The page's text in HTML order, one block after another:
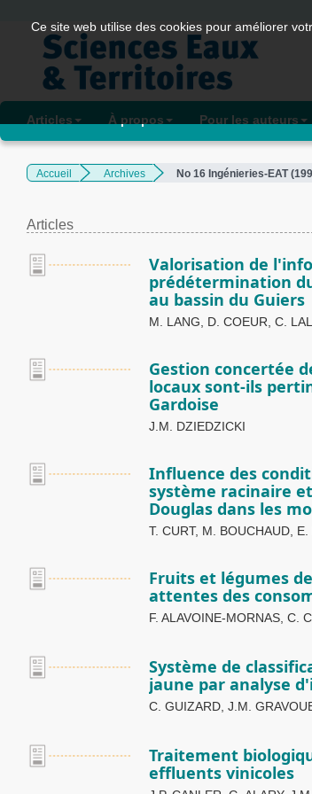
Quick
jump
page
content
Navigation
Main
Sidebar
Articles À propos Pour les auteurs
Accueil Archives No 16 Ingénieries-EAT
Articles
Valorisation de
prédétermination
au bassin du Guiers
M. LANG, D. COEUR, C.
Gestion concertée
locaux sont-ils
Gardoise
J.M. DZIEDZICKI
Influence des
système racinaire
Douglas dans les
T. CURT, M. BOUCHAUD,
Fruits et légumes
attentes des
F. ALAVOINE-MORNAS, C.
Système de
jaune par analyse
C. GUIZARD, J.M.
Traitement
effluents vinicoles
Ce site web utilise des cookies pour améliorer